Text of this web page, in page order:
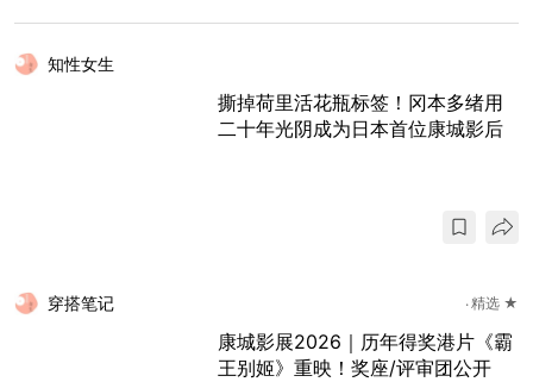
知性女生
撕掉荷里活花瓶标签！冈本多绪用
二十年光阴成为日本首位康城影后
穿搭笔记 精选 ★
康城影展2026｜历年得奖港片《霸
王别姬》重映！奖座/评审团公开